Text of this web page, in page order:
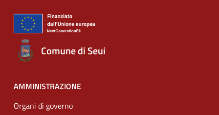
Comune di Seui
AMMINISTRAZIONE
Organi di governo